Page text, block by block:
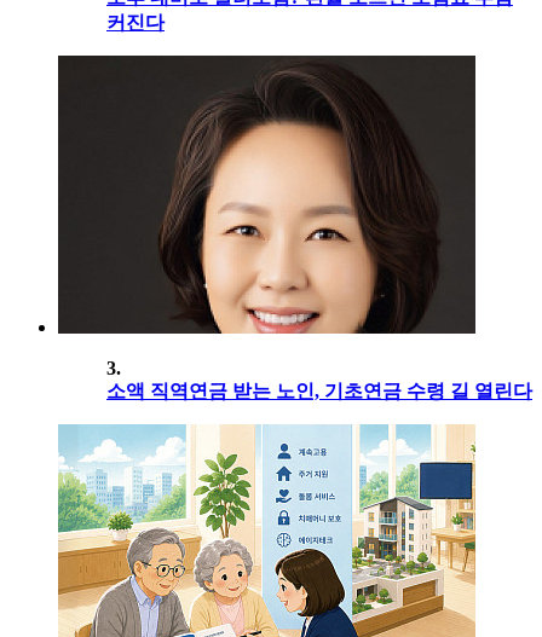
커진다
3.
소액 직역연금 받는 노인, 기초연금 수령 길 열린다